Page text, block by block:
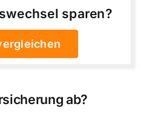
sparen?
ab?